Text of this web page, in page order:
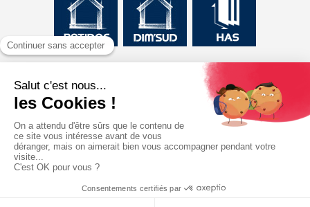
CONTACTEZ-NOUS
Inscrivez-vous à newsletter
J'ai lu et j'accepte les
site.